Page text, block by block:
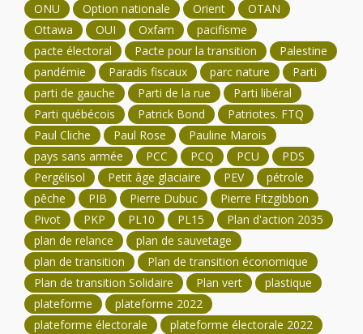
ONU
Option nationale Orient
OTAN
Ottawa
OUI Oxfam
pacifisme
pacte électoral
Pacte pour la transition
Palestine
pandémie
Paradis fiscaux parc nature
Parti
parti de gauche
Parti de la rue
Parti libéral
Parti québécois
Patrick Bond
Patriotes. FTQ
Paul Cliche
Paul Rose
Pauline Marois
pays sans armée
PCC PCQ PCU
PDS
Pergélisol
Petit âge glaciaire PEV
pétrole
pêche
PIB Pierre Dubuc
Pierre Fitzgibbon
Pivot
PKP PL10 PL15
Plan d'action 2035
plan de relance
plan de sauvetage
plan de transition
Plan de transition économique
Plan de transition Solidaire
Plan vert
plastique
plateforme
plateforme 2022
plateforme électorale
plateforme électorale 2022